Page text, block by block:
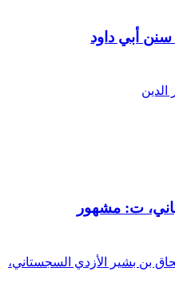
أبي داود
الدين
ت: مشهور
بن بشير الأزدي السجستاني،